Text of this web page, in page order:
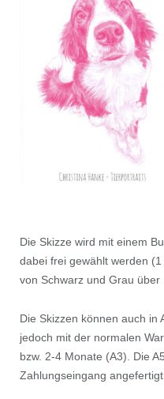
Die Skizze wird mit einem
dabei frei gewählt werden
von Schwarz und Grau über
Die Skizzen können auch in
jedoch mit der normalen
bzw. 2-4 Monate (A3). Die
Zahlungseingang